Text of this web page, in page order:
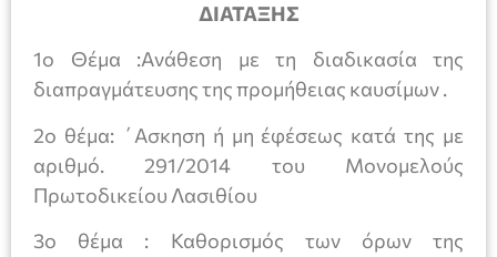
ΔΙΑΤΑΞΗΣ
1ο Θέμα :Aνάθεση με τη διαδικασία της
διαπραγμάτευσης της προμήθειας καυσίμων .
2ο θέμα: ΄Ασκηση ή μη έφέσεως κατά της με
αριθμό. 291/2014 του Μονομελούς
Πρωτοδικείου Λασιθίου
3ο θέμα : Καθορισμός των όρων της